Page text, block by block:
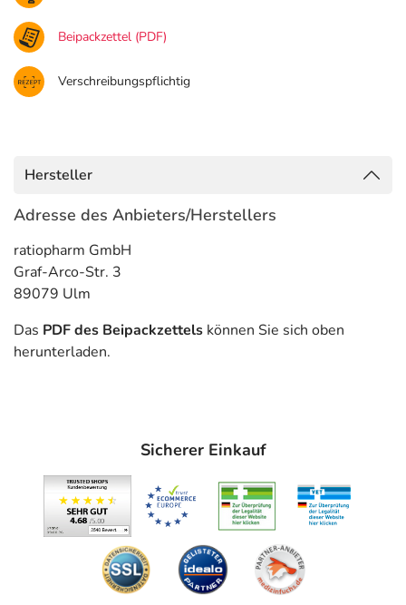
Beipackzettel (PDF)
Verschreibungspflichtig
Hersteller
Adresse des Anbieters/Herstellers
ratiopharm GmbH
Graf-Arco-Str. 3
89079 Ulm
Das PDF des Beipackzettels können Sie sich oben
herunterladen.
Sicherer Einkauf